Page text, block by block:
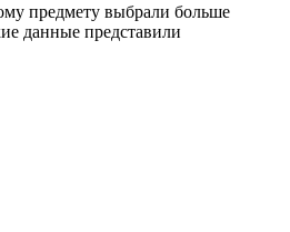
предмету выбрали больше
данные представили